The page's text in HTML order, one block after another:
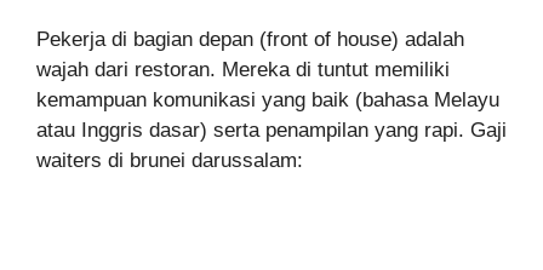
Pekerja di bagian depan (front of house) adalah
wajah dari restoran. Mereka di tuntut memiliki
kemampuan komunikasi yang baik (bahasa Melayu
atau Inggris dasar) serta penampilan yang rapi. Gaji
waiters di brunei darussalam: